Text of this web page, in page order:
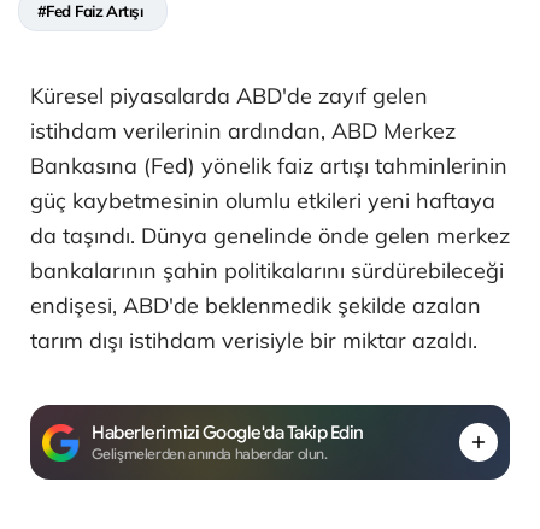
#Fed Faiz Artışı
Küresel piyasalarda ABD'de zayıf gelen
istihdam verilerinin ardından, ABD Merkez
Bankasına (Fed) yönelik faiz artışı tahminlerinin
güç kaybetmesinin olumlu etkileri yeni haftaya
da taşındı. Dünya genelinde önde gelen merkez
bankalarının şahin politikalarını sürdürebileceği
endişesi, ABD'de beklenmedik şekilde azalan
tarım dışı istihdam verisiyle bir miktar azaldı.
Haberlerimizi Google'da Takip Edin
Gelişmelerden anında haberdar olun.